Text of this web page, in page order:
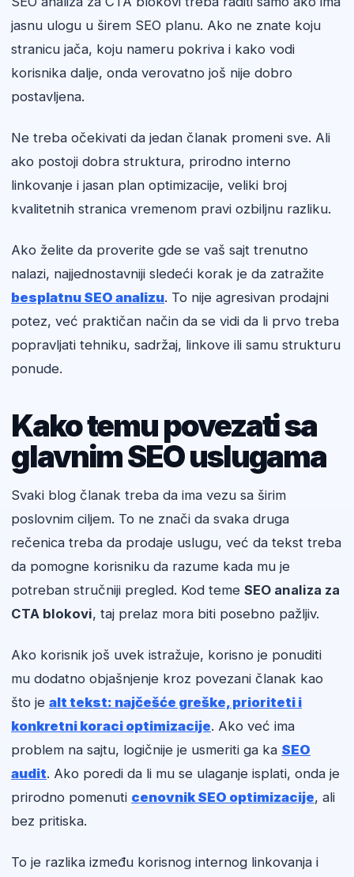
jasnu ulogu u širem SEO planu. Ako ne znate koju
stranicu jača, koju nameru pokriva i kako vodi
korisnika dalje, onda verovatno još nije dobro
postavljena.
Ne treba očekivati da jedan članak promeni sve. Ali
ako postoji dobra struktura, prirodno interno
linkovanje i jasan plan optimizacije, veliki broj
kvalitetnih stranica vremenom pravi ozbiljnu razliku.
Ako želite da proverite gde se vaš sajt trenutno
nalazi, najjednostavniji sledeći korak je da zatražite
besplatnu SEO analizu. To nije agresivan prodajni
potez, već praktičan način da se vidi da li prvo treba
popravljati tehniku, sadržaj, linkove ili samu strukturu
ponude.
Kako temu povezati sa
glavnim SEO uslugama
Svaki blog članak treba da ima vezu sa širim
poslovnim ciljem. To ne znači da svaka druga
rečenica treba da prodaje uslugu, već da tekst treba
da pomogne korisniku da razume kada mu je
potreban stručniji pregled. Kod teme SEO analiza za
CTA blokovi, taj prelaz mora biti posebno pažljiv.
Ako korisnik još uvek istražuje, korisno je ponuditi
mu dodatno objašnjenje kroz povezani članak kao
što je alt tekst: najčešće greške, prioriteti i
konkretni koraci optimizacije. Ako već ima
problem na sajtu, logičnije je usmeriti ga ka SEO
audit. Ako poredi da li mu se ulaganje isplati, onda je
prirodno pomenuti cenovnik SEO optimizacije, ali
bez pritiska.
To je razlika između korisnog internog linkovanja i